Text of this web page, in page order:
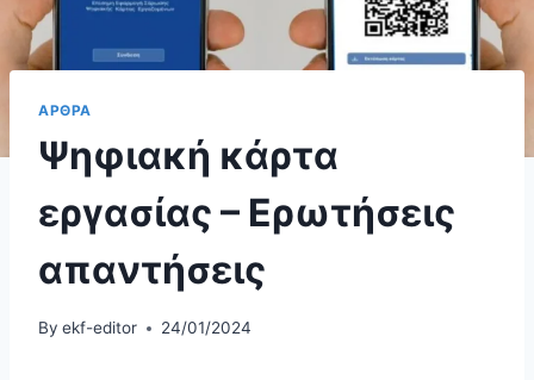
ΑΡΘΡΑ
Ψηφιακή κάρτα
εργασίας – Ερωτήσεις
απαντήσεις
By ekf-editor 24/01/2024